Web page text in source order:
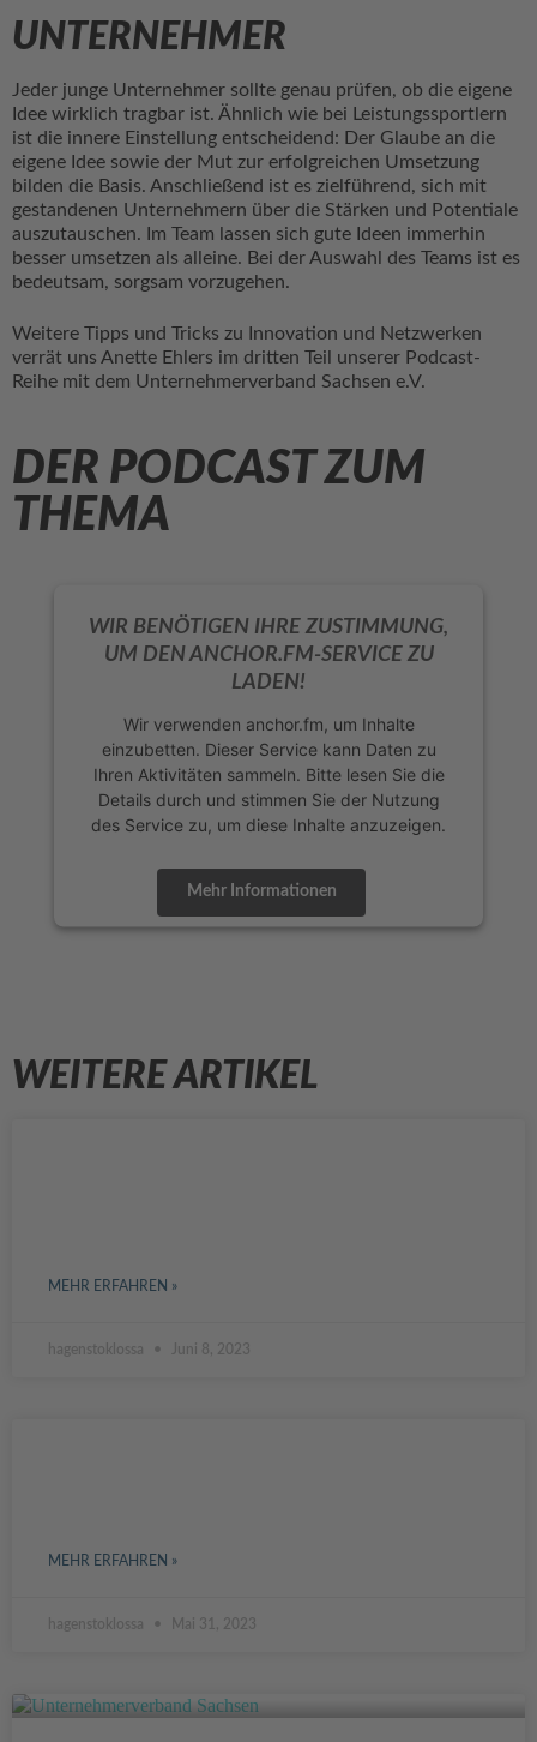
UNTERNEHMER
Jeder junge Unternehmer sollte genau prüfen, ob die eigene
Idee wirklich tragbar ist. Ähnlich wie bei Leistungssportlern
ist die innere Einstellung entscheidend: Der Glaube an die
eigene Idee sowie der Mut zur erfolgreichen Umsetzung
bilden die Basis. Anschließend ist es zielführend, sich mit
gestandenen Unternehmern über die Stärken und Potentiale
auszutauschen. Im Team lassen sich gute Ideen immerhin
besser umsetzen als alleine. Bei der Auswahl des Teams ist es
bedeutsam, sorgsam vorzugehen.
Weitere Tipps und Tricks zu Innovation und Netzwerken
verrät uns Anette Ehlers im dritten Teil unserer Podcast-
Reihe mit dem Unternehmerverband Sachsen e.V.
DER PODCAST ZUM
THEMA
WIR BENÖTIGEN IHRE ZUSTIMMUNG,
UM DEN ANCHOR.FM-SERVICE ZU
LADEN!
Wir verwenden anchor.fm, um Inhalte
einzubetten. Dieser Service kann Daten zu
Ihren Aktivitäten sammeln. Bitte lesen Sie die
Details durch und stimmen Sie der Nutzung
des Service zu, um diese Inhalte anzuzeigen.
Mehr Informationen
WEITERE ARTIKEL
MEHR ERFAHREN »
hagenstoklossa Juni 8, 2023
MEHR ERFAHREN »
hagenstoklossa Mai 31, 2023